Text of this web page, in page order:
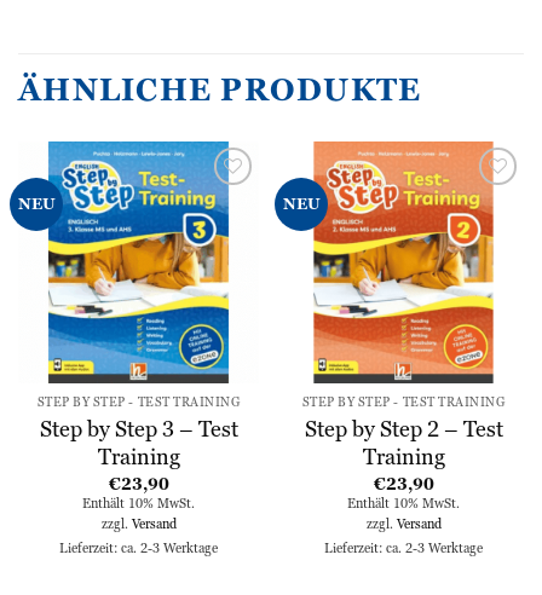
ÄHNLICHE PRODUKTE
NEU
Zur
Wunschliste
hinzufügen
STEP BY STEP - TEST TRAINING
Step by Step 3 – Test
Training
€23,90
Enthält 10% MwSt.
zzgl. Versand
Lieferzeit: ca. 2-3 Werktage
NEU
Zur
Wunschliste
hinzufügen
STEP BY STEP - TEST TRAINING
Step by Step 2 – Test
Training
€23,90
Enthält 10% MwSt.
zzgl. Versand
Lieferzeit: ca. 2-3 Werktage